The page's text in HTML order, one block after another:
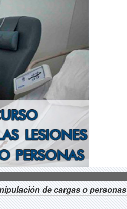
de cargas o personas